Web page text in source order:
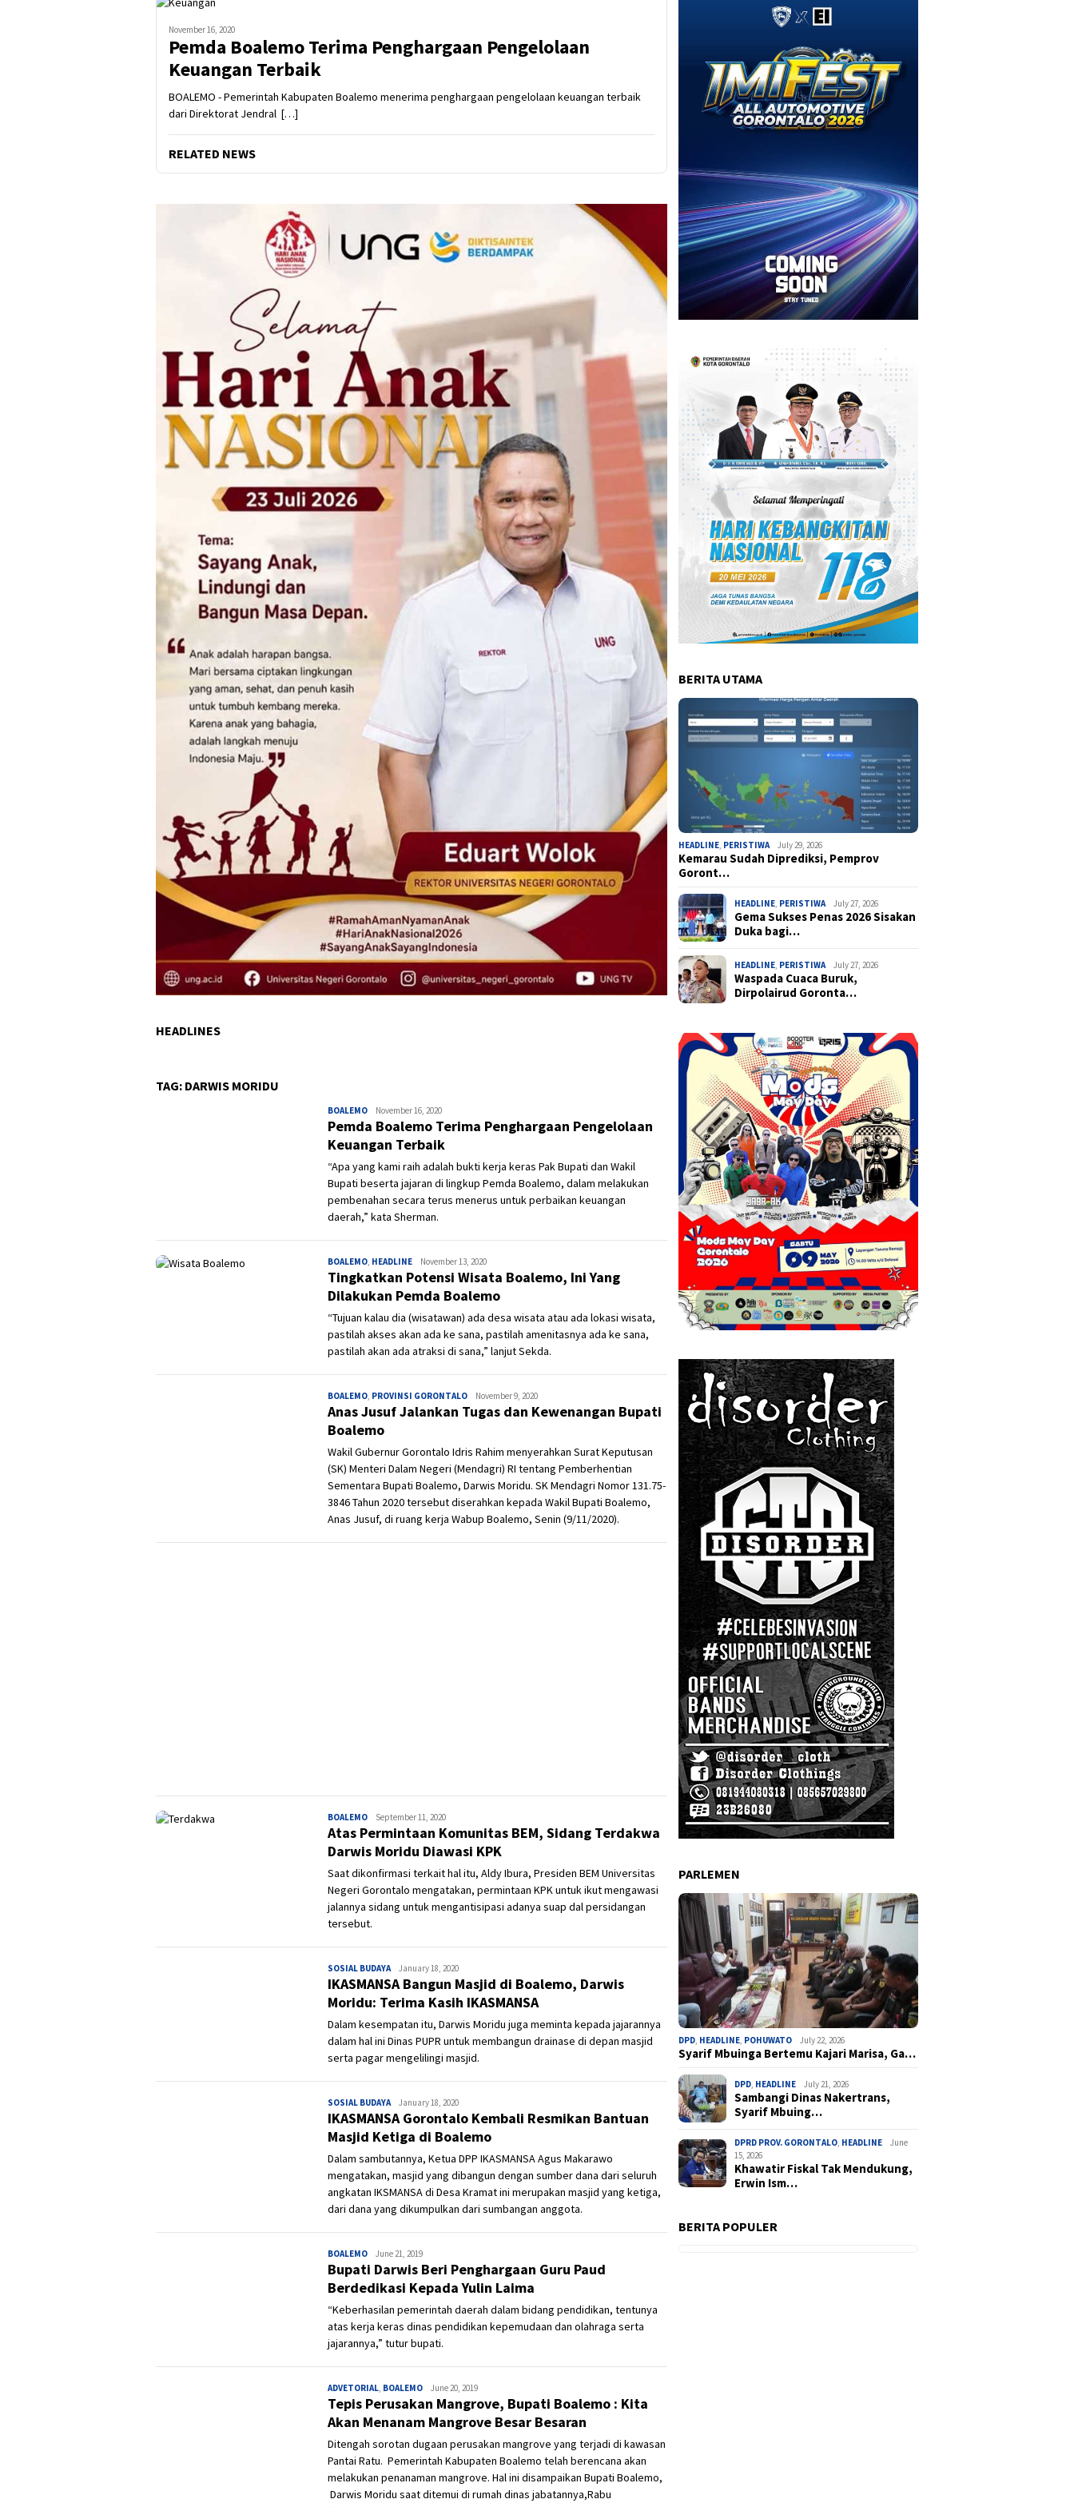
November 16, 2020
Pemda Boalemo Terima Penghargaan Pengelolaan
Keuangan Terbaik
BOALEMO - Pemerintah Kabupaten Boalemo menerima penghargaan pengelolaan keuangan terbaik
dari Direktorat Jendral […]
RELATED NEWS
HEADLINES
TAG: DARWIS MORIDU
BOALEMO Admin
November 16, 2020
Pemda Boalemo Terima Penghargaan Pengelolaan
Keuangan Terbaik
“Apa yang kami raih adalah bukti kerja keras Pak Bupati dan Wakil
Bupati beserta jajaran di lingkup Pemda Boalemo, dalam melakukan
pembenahan secara terus menerus untuk perbaikan keuangan
daerah,” kata Sherman.
BOALEMO, HEADLINE Admin
November 13, 2020
Tingkatkan Potensi Wisata Boalemo, Ini Yang
Dilakukan Pemda Boalemo
“Tujuan kalau dia (wisatawan) ada desa wisata atau ada lokasi wisata,
pastilah akses akan ada ke sana, pastilah amenitasnya ada ke sana,
pastilah akan ada atraksi di sana,” lanjut Sekda.
BOALEMO, PROVINSI GORONTALO Ivan
November 9, 2020
Anas Jusuf Jalankan Tugas dan Kewenangan Bupati
Boalemo
Wakil Gubernur Gorontalo Idris Rahim menyerahkan Surat Keputusan
(SK) Menteri Dalam Negeri (Mendagri) RI tentang Pemberhentian
Sementara Bupati Boalemo, Darwis Moridu. SK Mendagri Nomor 131.75-
3846 Tahun 2020 tersebut diserahkan kepada Wakil Bupati Boalemo,
Anas Jusuf, di ruang kerja Wabup Boalemo, Senin (9/11/2020).
BOALEMO Admin
September 11, 2020
Atas Permintaan Komunitas BEM, Sidang Terdakwa
Darwis Moridu Diawasi KPK
Saat dikonfirmasi terkait hal itu, Aldy Ibura, Presiden BEM Universitas
Negeri Gorontalo mengatakan, permintaan KPK untuk ikut mengawasi
jalannya sidang untuk mengantisipasi adanya suap dal persidangan
tersebut.
SOSIAL BUDAYAAdmin
January 18, 2020
IKASMANSA Bangun Masjid di Boalemo, Darwis
Moridu: Terima Kasih IKASMANSA
Dalam kesempatan itu, Darwis Moridu juga meminta kepada jajarannya
dalam hal ini Dinas PUPR untuk membangun drainase di depan masjid
serta pagar mengelilingi masjid.
SOSIAL BUDAYAAdmin
January 18, 2020
IKASMANSA Gorontalo Kembali Resmikan Bantuan
Masjid Ketiga di Boalemo
Dalam sambutannya, Ketua DPP IKASMANSA Agus Makarawo
mengatakan, masjid yang dibangun dengan sumber dana dari seluruh
angkatan IKSMANSA di Desa Kramat ini merupakan masjid yang ketiga,
dari dana yang dikumpulkan dari sumbangan anggota.
BOALEMO Admin
June 21, 2019
Bupati Darwis Beri Penghargaan Guru Paud
Berdedikasi Kepada Yulin Laima
“Keberhasilan pemerintah daerah dalam bidang pendidikan, tentunya
atas kerja keras dinas pendidikan kepemudaan dan olahraga serta
jajarannya,” tutur bupati.
ADVETORIAL, BOALEMO Ivan
June 20, 2019
Tepis Perusakan Mangrove, Bupati Boalemo : Kita
Akan Menanam Mangrove Besar Besaran
Ditengah sorotan dugaan perusakan mangrove yang terjadi di kawasan
Pantai Ratu. Pemerintah Kabupaten Boalemo telah berencana akan
melakukan penanaman mangrove. Hal ini disampaikan Bupati Boalemo,
Darwis Moridu saat ditemui di rumah dinas jabatannya,Rabu
BERITA UTAMA
HEADLINE, PERISTIWA July 29, 2026
Kemarau Sudah Diprediksi, Pemprov
Goront…
HEADLINE, PERISTIWA July 27, 2026
Gema Sukses Penas 2026 Sisakan
Duka bagi…
HEADLINE, PERISTIWA July 27, 2026
Waspada Cuaca Buruk,
Dirpolairud Goronta…
PARLEMEN
DPD, HEADLINE, POHUWATO July 22, 2026
Syarif Mbuinga Bertemu Kajari Marisa, Ga…
DPD, HEADLINE July 21, 2026
Sambangi Dinas Nakertrans,
Syarif Mbuing…
DPRD PROV. GORONTALO, HEADLINE
June
15, 2026
Khawatir Fiskal Tak Mendukung,
Erwin Ism…
BERITA POPULER